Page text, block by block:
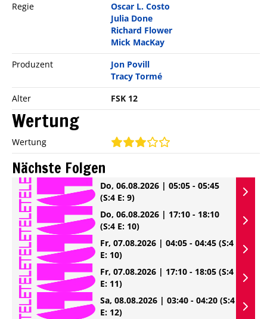
Regie
Oscar L. Costo
Julia Done
Richard Flower
Mick MacKay
Produzent
Jon Povill
Tracy Tormé
Alter
FSK 12
Wertung
Wertung
Nächste Folgen
Do, 06.08.2026 | 05:05 - 05:45
(S:4 E: 9)
Do, 06.08.2026 | 17:10 - 18:10
(S:4 E: 10)
Fr, 07.08.2026 | 04:05 - 04:45 (S:4
E: 10)
Fr, 07.08.2026 | 17:10 - 18:05 (S:4
E: 11)
Sa, 08.08.2026 | 03:40 - 04:20 (S:4
E: 12)